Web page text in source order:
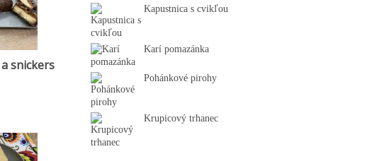
snickers
Kapustnica s cvikľou
Karí pomazánka
Pohánkové pirohy
Krupicový trhanec